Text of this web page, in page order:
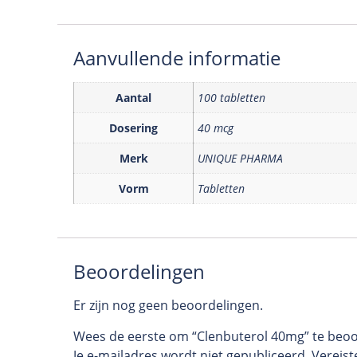
Aanvullende informatie
Aantal
100 tabletten
Dosering
40 mcg
Merk
UNIQUE PHARMA
Vorm
Tabletten
Beoordelingen
Er zijn nog geen beoordelingen.
Wees de eerste om “Clenbuterol 40mg” te